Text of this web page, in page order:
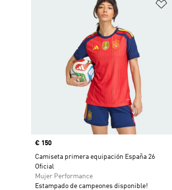
Precio
€ 150
Camiseta primera equipación España 26
Oficial
Mujer Performance
Estampado de campeones disponible!